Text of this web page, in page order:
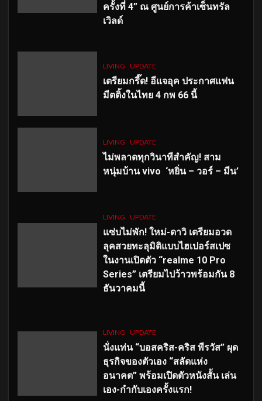
ครั้งที่ 4” ณ ศูนย์การค้าเซ็นทรัล
เวิลด์
LIVING UPDATE
เตรียมกรี๊ด! อีแจอุค ประกาศแฟน
มีตติ้งในไทย 4 กพ 66 นี้
LIVING UPDATE
ไม่พลาดทุกวินาทีสำคัญ! สาม
หนุ่มบ้าน vivo ‘หยิ่น – วอร์ – มีน’
LIVING UPDATE
แซ่บไม่พัก! ใหม่-ดาวิ เตรียมอวด
ลุคสวยทะลุมิติแบบไฮเปอร์สเปซ
ในงานเปิดตัว “realme 10 Pro
Series” เตรียมไปว้าวพร้อมกัน 8
ธันวาคมนี้
LIVING UPDATE
นั่งแท่น “บอสคริส-คริส พีรวัส” ผุด
ธุรกิจของตัวเอง “สลัดแห่ง
อนาคต” พร้อมเปิดตัวหนังสั้น เล่น
เอง-กำกับเองครั้งแรก!